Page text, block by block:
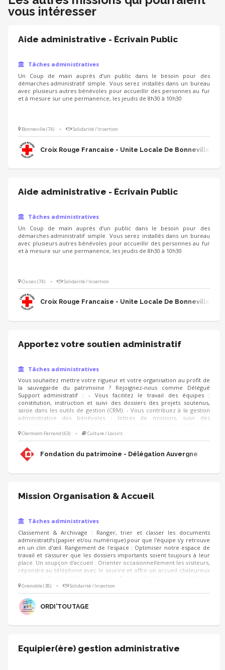
vous intéresser
Aide administrative - Écrivain Public
Tâches administratives
Un Coup de main auprès d’un public dans le besoin pour des
démarches administratif simple. Vous serez installés dans un bureau
avec plusieurs autres bénévoles pour accueillir des personnes au fur
et à mesure sur une permanence, les jeudis de 8h30 à 10h30
Bonneville (74) • Solidarité / Insertion
Croix Rouge Francaise - Unite Locale De Bonneville
Aide administrative - Écrivain Public
Tâches administratives
Un Coup de main auprès d’un public dans le besoin pour des
démarches administratif simple. Vous serez installés dans un bureau
avec plusieurs autres bénévoles pour accueillir des personnes au fur
et à mesure sur une permanence, les jeudis de 8h30 à 10h30
Cluses (74) • Solidarité / Insertion
Croix Rouge Francaise - Unite Locale De Bonneville
Apportez votre soutien administratif
Tâches administratives
Vous souhaitez mettre votre rigueur et votre organisation au profit de
la sauvegarde du patrimoine ? Rejoignez-nous comme Délégué
Support administratif : - Vous facilitez le travail des équipes :
constitution, instruction et suivi des dossiers des projets soutenus,
saisie dans les outils de gestion (CRM). - Vous contribuez à la gestion
administrative des bénévoles : lettres de missions, suivi des
partenaires de la Fondation (listings, invitations, suivi des réponses,
etc.) - Vous apportez votre soutien lors des campagnes (Noël, IFI,
adhésions) et réalisez des tâches administratives diverses
(classements, courriers, mailings).
Clermont-Ferrand (63) • Culture / Loisirs
Fondation du patrimoine - Délégation Auvergne
Mission Organisation & Accueil
Tâches administratives
Classement & Archivage : Ranger, trier et classer les documents
administratifs (papier et/ou numérique) pour que l'équipe s'y retrouve
en un clin d'œil. Rangement de l'espace : Optimiser notre espace de
travail et s'assurer que les dossiers importants soient toujours à leur
place. Un soupçon d'accueil : Orienter occasionnellement les visiteurs,
répondre au téléphone avec le sourire et offrir un accueil chaleureux
requis, juste quelques ingrédients essentiels : le sens de l'organisation
(et un petit côté maniaque de l'ordre, on adore ça !). de la discrétion et
de la rigueur (pour respecter la confidentialité des doc
Grenoble (38) • Solidarité / Insertion
ORDI'TOUTAGE
Equipier(ère) gestion administrative